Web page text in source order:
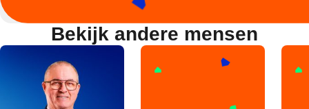
Bekijk andere mensen